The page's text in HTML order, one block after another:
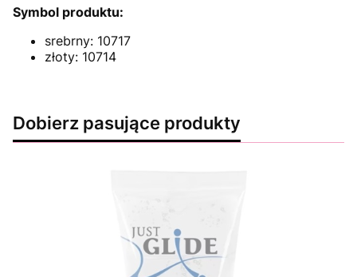
Symbol produktu:
srebrny: 10717
złoty: 10714
Dobierz pasujące produkty